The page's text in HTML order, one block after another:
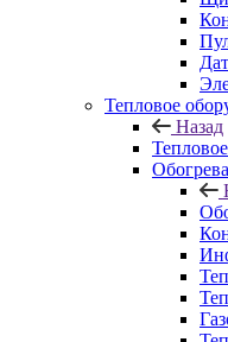
Тепловое
Назад